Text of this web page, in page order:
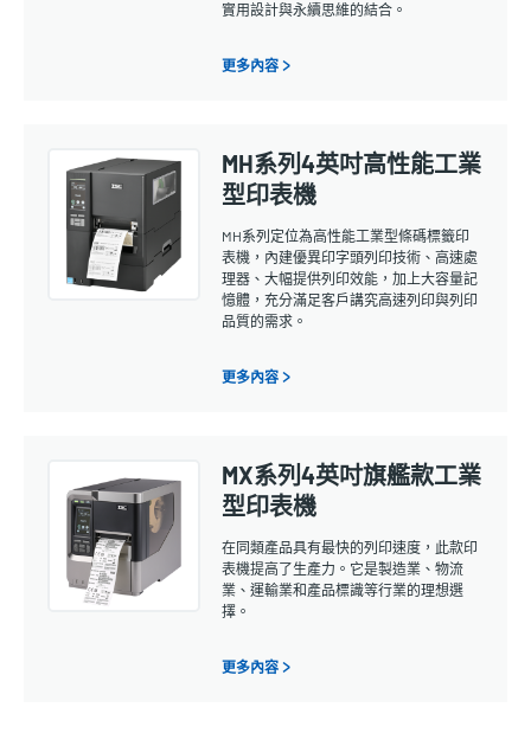
實用設計與永續思維的結合。
更多內容 >
MH系列4英吋高性能工業
型印表機
MH系列定位為高性能工業型條碼標籤印
表機，內建優異印字頭列印技術、高速處
理器、大幅提供列印效能，加上大容量記
憶體，充分滿足客戶講究高速列印與列印
品質的需求。
更多內容 >
MX系列4英吋旗艦款工業
型印表機
在同類產品具有最快的列印速度，此款印
表機提高了生產力。它是製造業、物流
業、運輸業和產品標識等行業的理想選
擇。
更多內容 >